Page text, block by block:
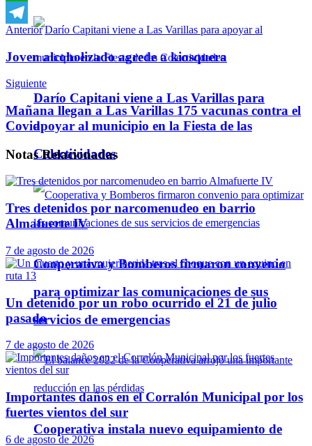
Darío Capitani viene a Las Varillas para
apoyar al municipio en la Fiesta de las
Colectividades
Cooperativa y Bomberos firmaron convenio
para optimizar las comunicaciones de sus
servicios de emergencias
Cooperativa instala nuevo equipamiento de
WhatsApp
Telegram
Anterior
Joven alcoholizado agrede a kiosquera
Siguiente
Mañana llegan a Las Varillas 175 vacunas contra el
Covid
NotasRelacionadas
Tres detenidos por narcomenudeo en barrio
Almafuerte IV
7 de agosto de 2026
Un detenido por un robo ocurrido el 21 de julio
pasado
7 de agosto de 2026
Importantes daños en el Corralón Municipal por los
fuertes vientos del sur
6 de agosto de 2026